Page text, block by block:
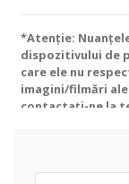
*Atenție:
dispozitivului de
care ele nu
imagini/filmări
contactați-ne la